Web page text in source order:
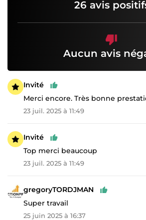
26 avis
Aucun avis
Invité
Merci encore. Très bonne
23 juil. 2025 à 11:49
Invité
Top merci beaucoup
23 juil. 2025 à 11:49
gregoryTORDJMAN
Super travail
25 juin 2025 à 16:37